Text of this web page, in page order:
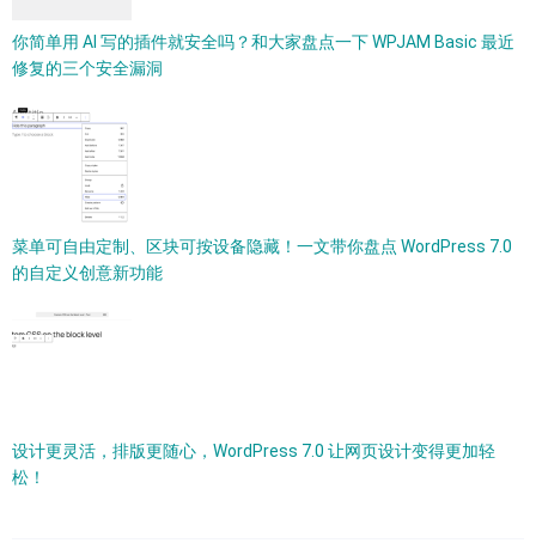
你简单用 AI 写的插件就安全吗？和大家盘点一下 WPJAM Basic 最近
修复的三个安全漏洞
菜单可自由定制、区块可按设备隐藏！一文带你盘点 WordPress 7.0
的自定义创意新功能
设计更灵活，排版更随心，WordPress 7.0 让网页设计变得更加轻
松！